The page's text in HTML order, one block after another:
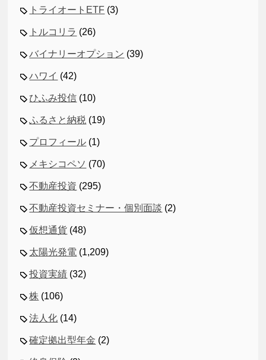
トライオートETF (3)
トルコリラ (26)
バイナリーオプション (39)
ハワイ (42)
ひふみ投信 (10)
ふるさと納税 (19)
プロフィール (1)
メキシコペソ (70)
不動産投資 (295)
不動産投資セミナー・個別面談 (2)
仮想通貨 (48)
太陽光発電 (1,209)
投資実績 (32)
株 (106)
法人化 (14)
確定拠出型年金 (2)